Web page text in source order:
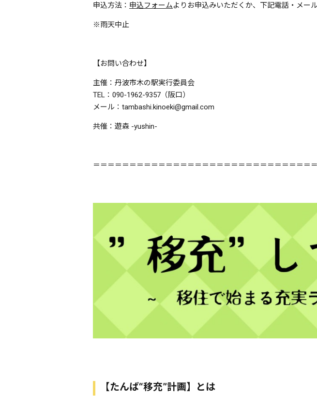
申込方法： 申込フォームよりお申込みいただくか、下記電話・メー
※雨天中止
【お問い合わせ】
主催：丹波市木の駅実行委員会
TEL：090-1962-9357（阪口）
メール：tambashi.kinoeki@gmail.com
共催：遊森 -yushin-
＝＝＝＝＝＝＝＝＝＝＝＝＝＝＝＝＝＝＝＝＝＝＝＝＝＝＝＝＝＝
【たんば“移充”計画】とは